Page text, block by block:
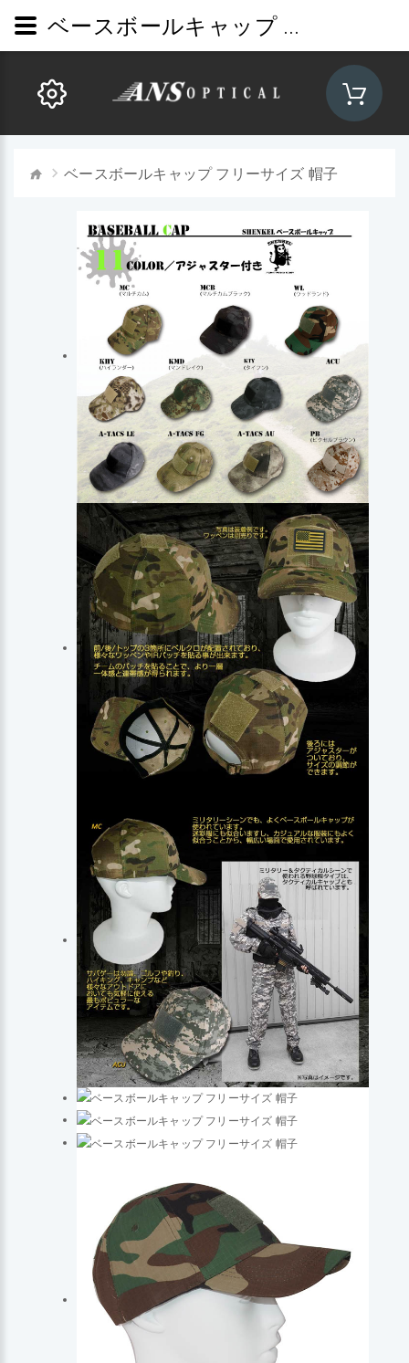
ベースボールキャップ フリーサイズ 帽子
ベースボールキャップ フリーサイズ 帽子